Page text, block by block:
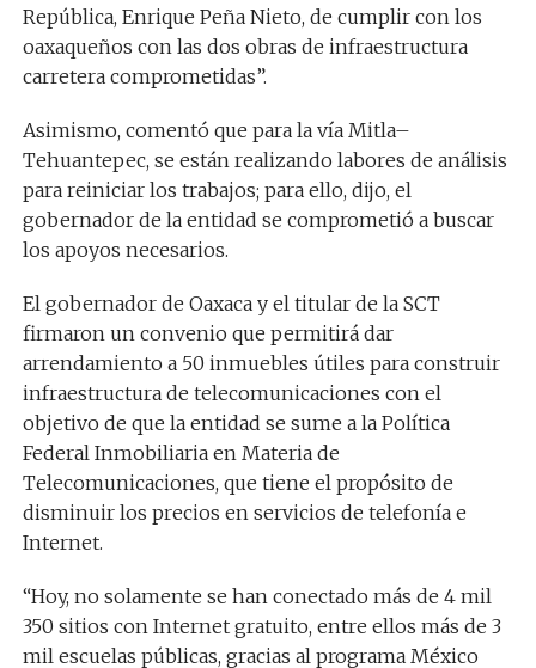
República, Enrique Peña Nieto, de cumplir con los
oaxaqueños con las dos obras de infraestructura
carretera comprometidas”.
Asimismo, comentó que para la vía Mitla–
Tehuantepec, se están realizando labores de análisis
para reiniciar los trabajos; para ello, dijo, el
gobernador de la entidad se comprometió a buscar
los apoyos necesarios.
El gobernador de Oaxaca y el titular de la SCT
firmaron un convenio que permitirá dar
arrendamiento a 50 inmuebles útiles para construir
infraestructura de telecomunicaciones con el
objetivo de que la entidad se sume a la Política
Federal Inmobiliaria en Materia de
Telecomunicaciones, que tiene el propósito de
disminuir los precios en servicios de telefonía e
Internet.
“Hoy, no solamente se han conectado más de 4 mil
350 sitios con Internet gratuito, entre ellos más de 3
mil escuelas públicas, gracias al programa México